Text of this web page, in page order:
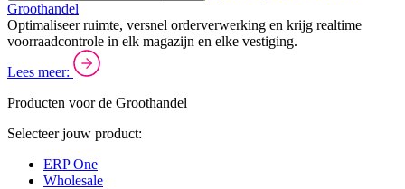
Groothandel
Optimaliseer ruimte, versnel orderverwerking en krijg realtime
voorraadcontrole in elk magazijn en elke vestiging.
Lees meer:
Producten voor de Groothandel
Selecteer jouw product:
ERP One
Wholesale